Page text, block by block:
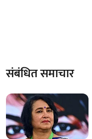
संबंधित समाचार